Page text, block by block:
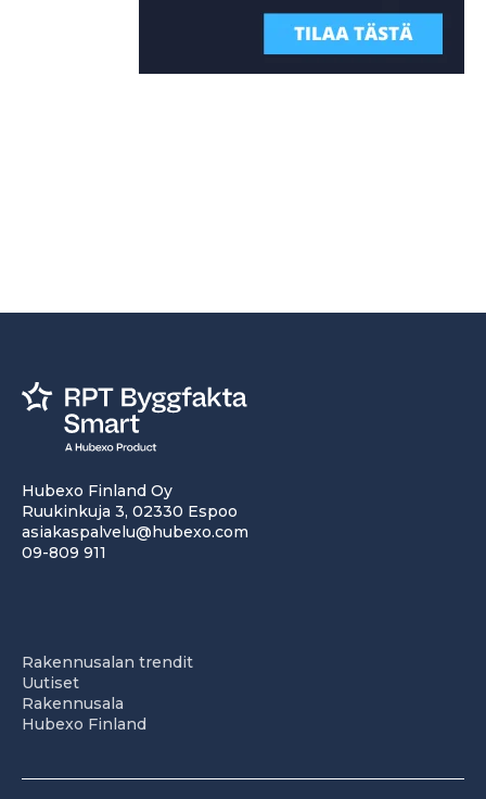
Hubexo Finland Oy
Ruukinkuja 3, 02330 Espoo
asiakaspalvelu@hubexo.com
09-809 911
Rakennusalan trendit
Uutiset
Rakennusala
Hubexo Finland